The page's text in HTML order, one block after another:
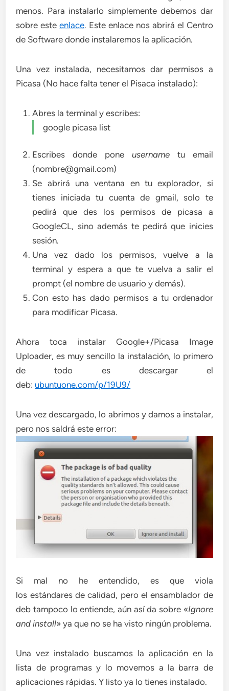
menos. Para instalarlo simplemente debemos dar
sobre esteenlace. Este enlace nos abrirá el Centro
de Software donde instalaremos la aplicación.
Una vez instalada, necesitamos dar permisos a
Picasa (No hace falta tener el Pisaca instalado):
Abres la terminal y escribes:
google picasa list
Escribes donde pone usernametu email
(nombre@gmail.com)
Se abrirá una ventana en tu explorador, si
tienes iniciada tu cuenta de gmail, solo te
pedirá que des los permisos de picasa a
GoogleCL, sino además te pedirá que inicies
sesión.
Una vez dado los permisos, vuelve a la
terminal y espera a que te vuelva a salir el
prompt (el nombre de usuario y demás).
Con esto has dado permisos a tu ordenador
para modificar Picasa.
Ahora toca instalar Google+/Picasa Image
Uploader, es muy sencillo la instalación, lo primero
de todo es descargar el
deb: ubuntuone.com/p/19U9/
Una vez descargado, lo abrimos y damos a instalar,
pero nos saldrá este error:
Si mal no he entendido, es que viola
los estándares de calidad, pero el ensamblador de
deb tampoco lo entiende, aún así da sobre «Ignore
and install» ya que no se ha visto ningún problema.
Una vez instalado buscamos la aplicación en la
lista de programas y lo movemos a la barra de
aplicaciones rápidas. Y listo ya lo tienes instalado.